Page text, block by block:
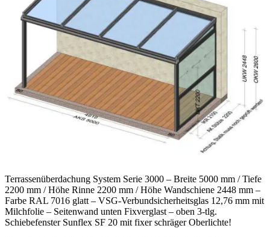
Terrassenüberdachung System Serie 3000 – Breite 5000 mm / Tiefe
2200 mm / Höhe Rinne 2200 mm / Höhe Wandschiene 2448 mm –
Farbe RAL 7016 glatt – VSG-Verbundsicherheitsglas 12,76 mm mit
Milchfolie – Seitenwand unten Fixverglast – oben 3-tlg.
Schiebefenster Sunflex SF 20 mit fixer schräger Oberlichte!